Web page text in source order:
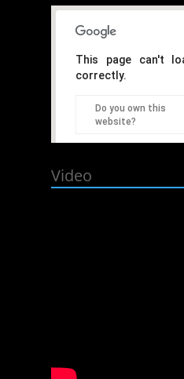
This page can't
correctly.
Do you own this
website?
Video